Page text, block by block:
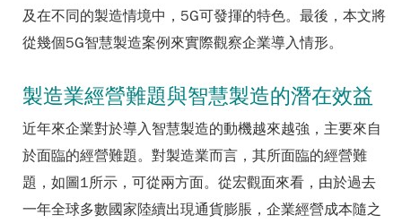
及在不同的製造情境中，5G可發揮的特色。最後，本文將
從幾個5G智慧製造案例來實際觀察企業導入情形。
製造業經營難題與智慧製造的潛在效益
近年來企業對於導入智慧製造的動機越來越強，主要來自
於面臨的經營難題。對製造業而言，其所面臨的經營難
題，如圖1所示，可從兩方面。從宏觀面來看，由於過去
一年全球多數國家陸續出現通貨膨脹，企業經營成本隨之